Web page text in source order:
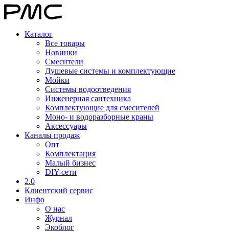
Каталог
Все товары
Новинки
Смесители
Душевые системы и комплектующие
Мойки
Системы водоотведения
Инженерная сантехника
Комплектующие для смесителей
Моно- и водоразборные краны
Аксессуары
Каналы продаж
Опт
Комплектация
Малый бизнес
DIY-сети
2.0
Клиентский сервис
Инфо
О нас
Журнал
Экоблог